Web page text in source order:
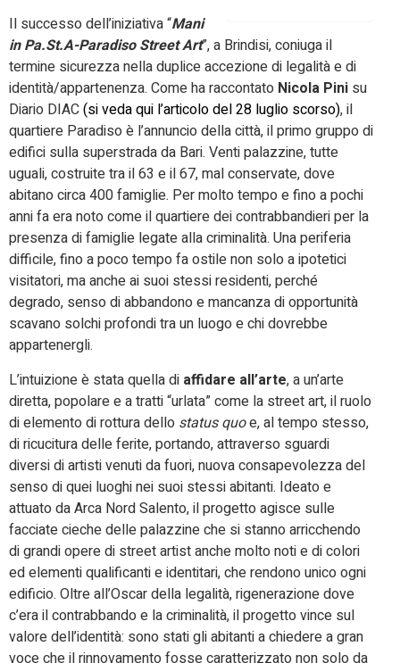
Il successo dell’iniziativa “Mani
in Pa.St.A-Paradiso Street Art”, a Brindisi, coniuga il
termine sicurezza nella duplice accezione di legalità e di
identità/appartenenza. Come ha raccontato Nicola Pini su
Diario DIAC(si veda qui l’articolo del 28 luglio scorso), il
quartiere Paradiso è l’annuncio della città, il primo gruppo di
edifici sulla superstrada da Bari. Venti palazzine, tutte
uguali, costruite tra il 63 e il 67, mal conservate, dove
abitano circa 400 famiglie. Per molto tempo e fino a pochi
anni fa era noto come il quartiere dei contrabbandieri per la
presenza di famiglie legate alla criminalità. Una periferia
difficile, fino a poco tempo fa ostile non solo a ipotetici
visitatori, ma anche ai suoi stessi residenti, perché
degrado, senso di abbandono e mancanza di opportunità
scavano solchi profondi tra un luogo e chi dovrebbe
appartenergli.
L’intuizione è stata quella di affidare all’arte, a un’arte
diretta, popolare e a tratti “urlata” come la street art, il ruolo
di elemento di rottura dello status quoe, al tempo stesso,
di ricucitura delle ferite, portando, attraverso sguardi
diversi di artisti venuti da fuori, nuova consapevolezza del
senso di quei luoghi nei suoi stessi abitanti. Ideato e
attuato da Arca Nord Salento, il progetto agisce sulle
facciate cieche delle palazzine che si stanno arricchendo
di grandi opere di street artist anche molto noti e di colori
ed elementi qualificanti e identitari, che rendono unico ogni
edificio. Oltre all’Oscar della legalità, rigenerazione dove
c’era il contrabbando e la criminalità, il progetto vince sul
valore dell’identità: sono stati gli abitanti a chiedere a gran
voce che il rinnovamento fosse caratterizzato non solo da